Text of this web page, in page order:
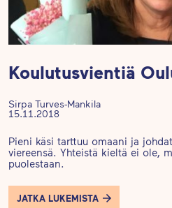
Koulutusvientiä
Sirpa Turves-Mankila
15.11.2018
Pie­ni käsi tart­tuu omaa­ni ja
vie­reen­sä. Yh­teis­tä kiel­tä ei ole,
puo­les­taan.
JATKA LUKEMISTA